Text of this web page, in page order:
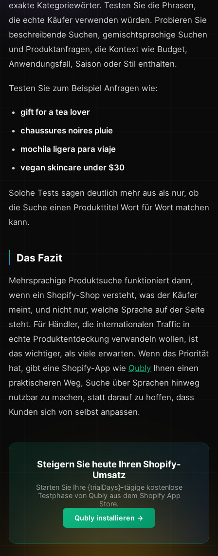
exakte Kategoriewörter. Testen Sie die Phrasen,
die echte Käufer verwenden würden. Probieren Sie
beschreibende Suchen, gemischtsprachige Suchen
und Produktanfragen, die Kontext wie Budget,
Anwendungsfall, Saison oder Stil enthalten.
Testen Sie zum Beispiel Anfragen wie:
gift for a tea lover
chaussures noires pluie
mochila ligera para viaje
vegan skincare under $30
Solche Tests sagen deutlich mehr aus als nur, ob
die Suche einen Produkttitel Wort für Wort matchen
kann.
Das Fazit
Mehrsprachige Produktsuche funktioniert dann,
wenn ein Shopify-Shop versteht, was der Käufer
meint, und nicht nur, welche Sprache auf der Seite
steht. Für Händler, die internationalen Traffic in
echte Produktentdeckung verwandeln wollen, ist
das wichtiger, als viele erwarten. Wenn das Priorität
hat, gibt eine Shopify-App wie QublyIhnen einen
praktischeren Weg, Suche über Sprachen hinweg
nutzbar zu machen, statt darauf zu hoffen, dass
Kunden sich von selbst anpassen.
Steigern Sie heute Ihren Shopify-
Umsatz
Starten Sie Ihre {trialDays}-tägige kostenlose
Testphase von Qubly aus dem Shopify App
Store.
Qubly installieren →